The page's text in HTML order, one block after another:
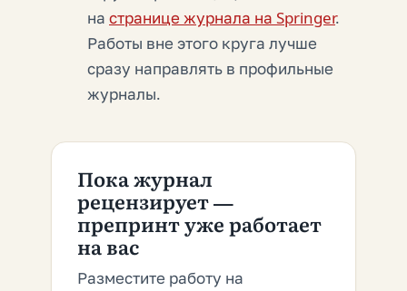
на странице журнала на Springer.
Работы вне этого круга лучше
сразу направлять в профильные
журналы.
Пока журнал
рецензирует —
препринт уже работает
на вас
Разместите работу на